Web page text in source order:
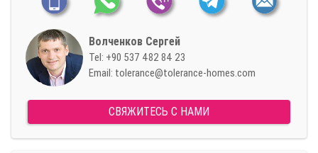
Волченков Сергей
Tel: +90 537 482 84 23
Email: tolerance@tolerance-homes.com
СВЯЖИТЕСЬ С НАМИ